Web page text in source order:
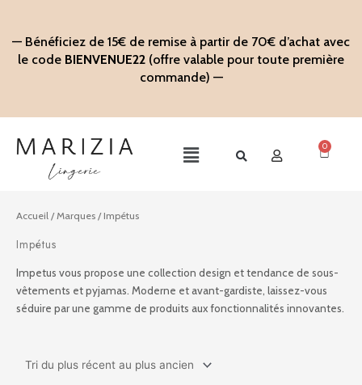
contenu
— Bénéficiez de 15€ de remise à partir de 70€ d’achat avec
le code BIENVENUE22 (offre valable pour toute première
commande) —
Main
0
Panier
Accueil / Marques / Impétus
Impétus
Impetus vous propose une collection design et tendance de sous-
vêtements et pyjamas. Moderne et avant-gardiste, laissez-vous
séduire par une gamme de produits aux fonctionnalités innovantes.